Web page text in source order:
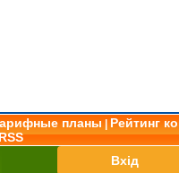
планы
Рейтинг
Вхід